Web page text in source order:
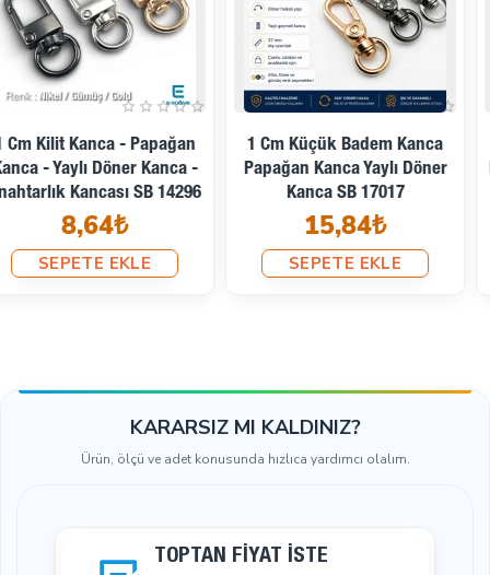
1,25 Cm Badem Kanca -
Papağan Kanca - Yaylı Döner
Telli Kanca A 513
4,75₺
SEPETE EKLE
1,5 Cm Badem Kanca -
Papağan Kanca - Yaylı Döner
Kanca A 530
9,50₺
SEPETE EKLE
KARARSIZ MI KALDINIZ?
Ürün, ölçü ve adet konusunda hızlıca yardımcı olalım.
TOPTAN FIYAT İSTE